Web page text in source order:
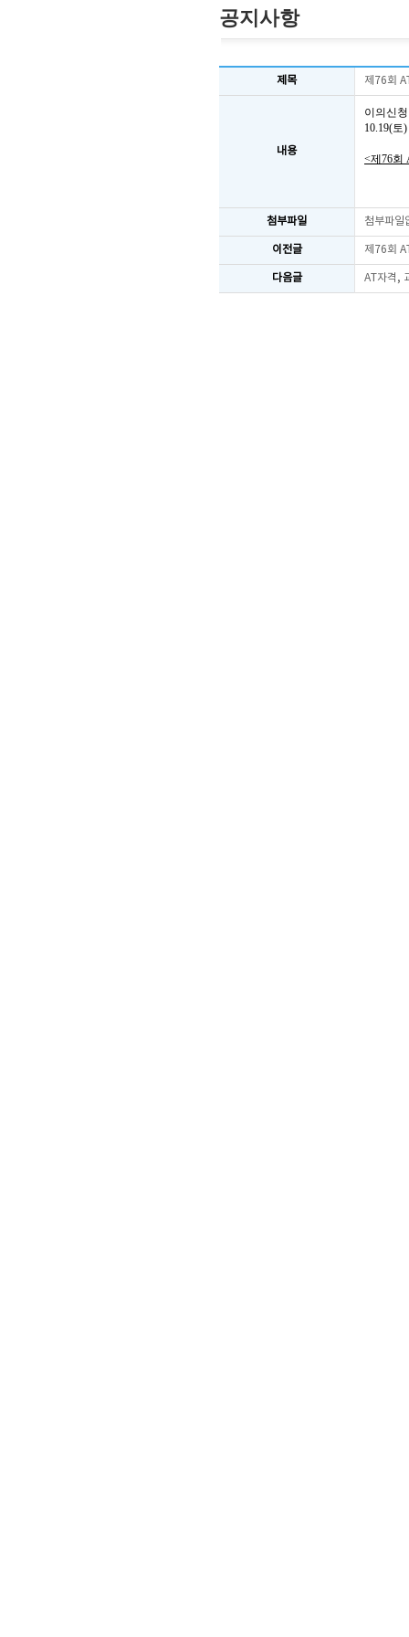
공지사항
제목 제76회
내용
이의신
10.19(토
<제76회
첨부파일 첨부파일
이전글 제76회
다음글 AT자격,